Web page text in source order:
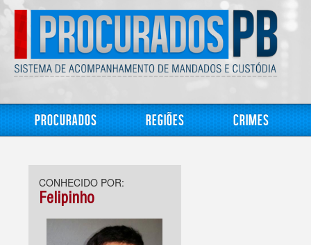
Procurados Regiões Crimes
CONHECIDO POR:
Felipinho